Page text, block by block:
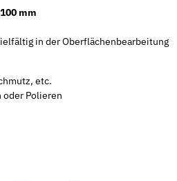
mm
in der Oberflächenbearbeitung
etc.
oder Polieren